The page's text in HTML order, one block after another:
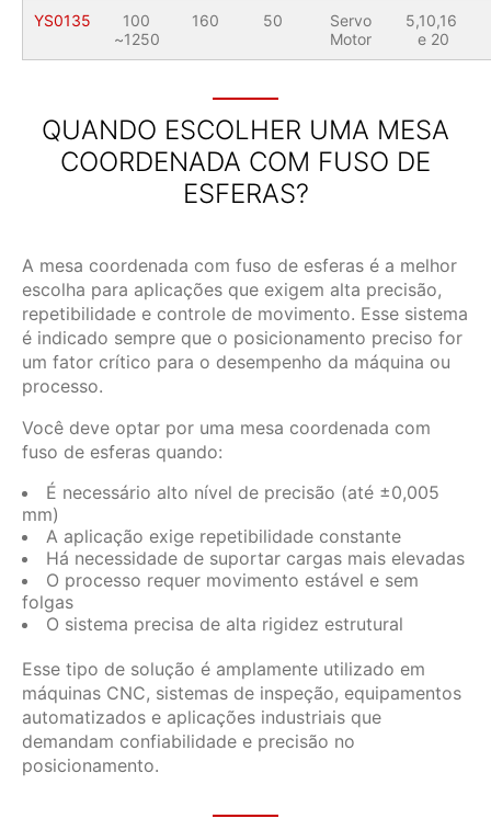
YS0135
100
~1250
160 50
Servo
Motor
5,10,16
e 20
QUANDO ESCOLHER UMA MESA
COORDENADA COM FUSO DE
ESFERAS?
A mesa coordenada com fuso de esferas é a melhor
escolha para aplicações que exigem alta precisão,
repetibilidade e controle de movimento. Esse sistema
é indicado sempre que o posicionamento preciso for
um fator crítico para o desempenho da máquina ou
processo.
Você deve optar por uma mesa coordenada com
fuso de esferas quando:
É necessário alto nível de precisão (até ±0,005
mm)
A aplicação exige repetibilidade constante
Há necessidade de suportar cargas mais elevadas
O processo requer movimento estável e sem
folgas
O sistema precisa de alta rigidez estrutural
Esse tipo de solução é amplamente utilizado em
máquinas CNC, sistemas de inspeção, equipamentos
automatizados e aplicações industriais que
demandam confiabilidade e precisão no
posicionamento.